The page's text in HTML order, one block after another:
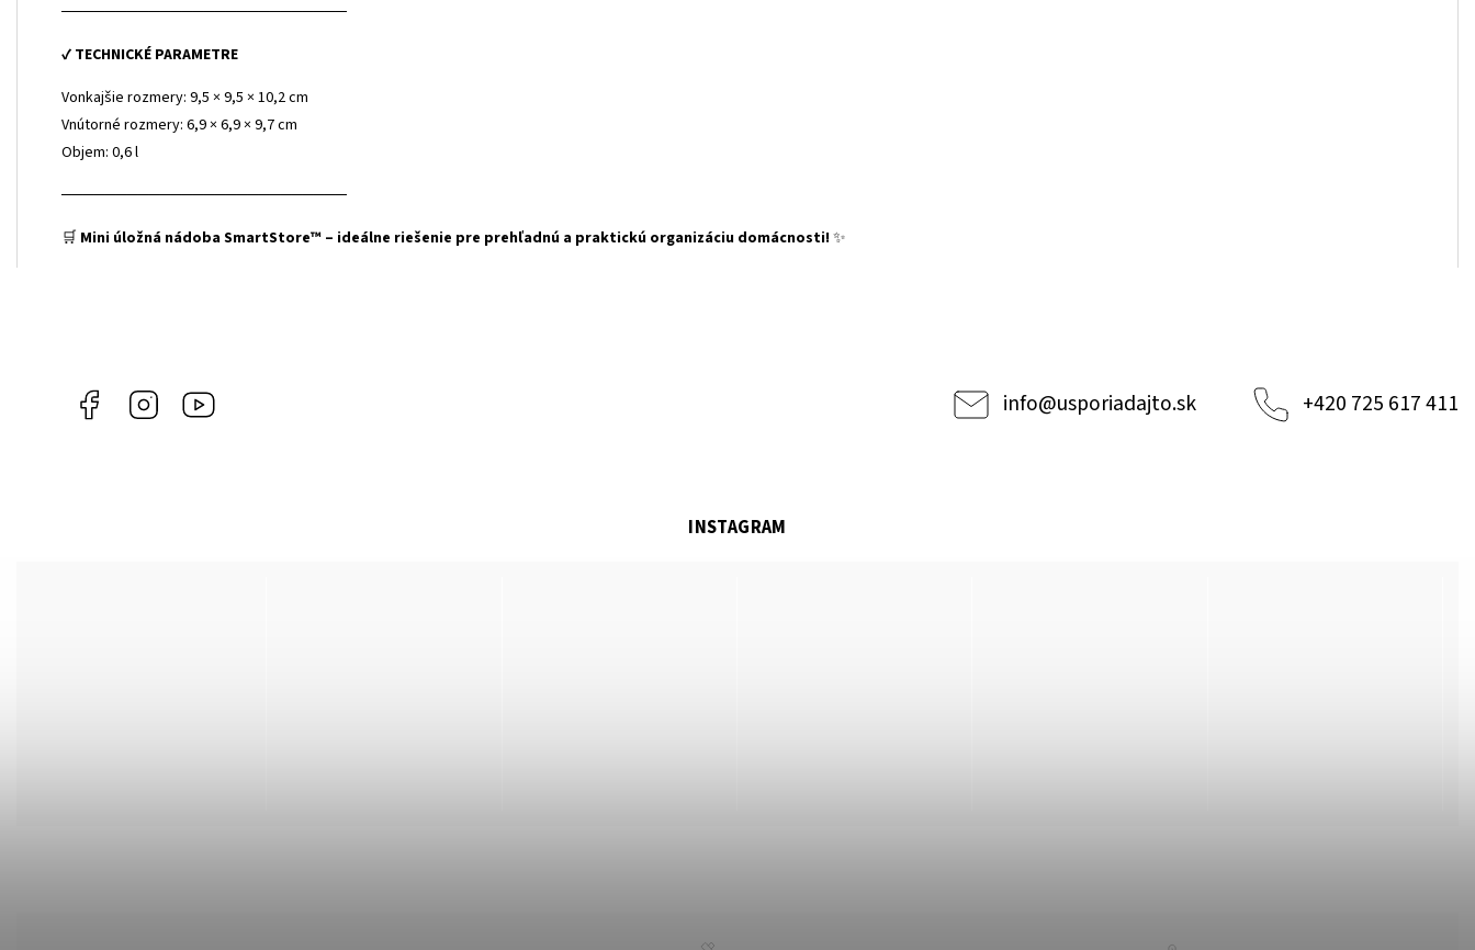
──────────────────────────
✔ TECHNICKÉ PARAMETRE
Vonkajšie rozmery: 9,5 × 9,5 × 10,2 cm
Vnútorné rozmery: 6,9 × 6,9 × 9,7 cm
Objem: 0,6 l
──────────────────────────
🛒 Mini úložná nádoba SmartStore™ – ideálne riešenie pre prehľadnú a praktickú organizáciu domácnosti!✨
Facebook Instagram info@usporiadajto.sk +420 725 617 411
INSTAGRAM